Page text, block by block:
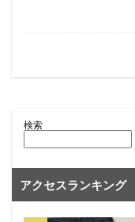
検索
アクセスランキング